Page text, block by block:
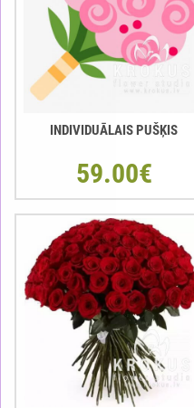
INDIVIDUĀLAIS PUŠĶIS
59.00€